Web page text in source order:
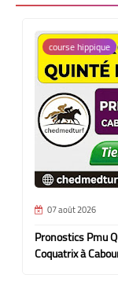
course hippique
07 août 2026
Pronostics Pmu
Coquatrix à